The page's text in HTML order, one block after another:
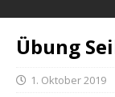
Übung
1. Oktober 2019